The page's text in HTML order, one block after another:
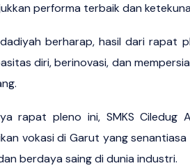
performa terbaik dan
berharap, hasil dari
diri, berinovasi, dan
rapat pleno ini, SMKS Ciledug
vokasi di Garut yang
berdaya saing di dunia industri.